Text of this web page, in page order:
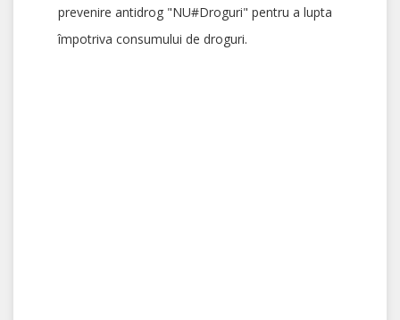
prevenire antidrog "NU#Droguri" pentru a lupta
împotriva consumului de droguri.